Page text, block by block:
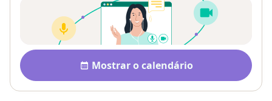
Disponibilidade
Mostrar o calendário